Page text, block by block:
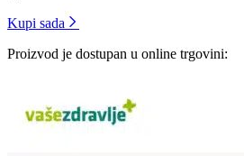
Kupi sada
Proizvod je dostupan u online trgovini: